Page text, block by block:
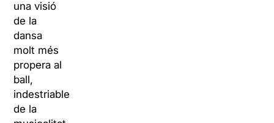
una visió
de la
dansa
molt més
propera al
ball,
indestriable
de la